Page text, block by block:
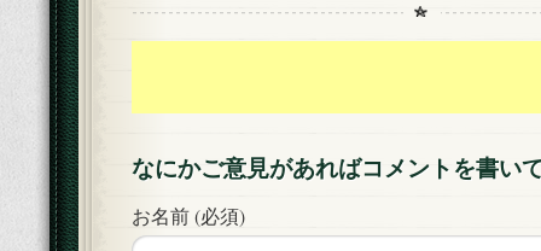
なにかご意見があればコメントを書い
お名前 (必須)